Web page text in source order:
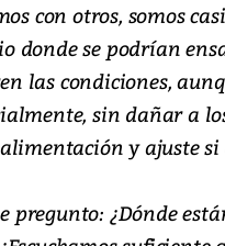
con otros, somos
donde se podrían
las condiciones,
sin dañar a
y ajuste si
pregunto: ¿Dónde